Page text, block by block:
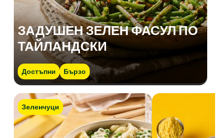
ЗАДУШЕН ЗЕЛЕН ФАСУЛ ПО
ТАЙЛАНДСКИ
Достъпни Бързо
Зеленчуци